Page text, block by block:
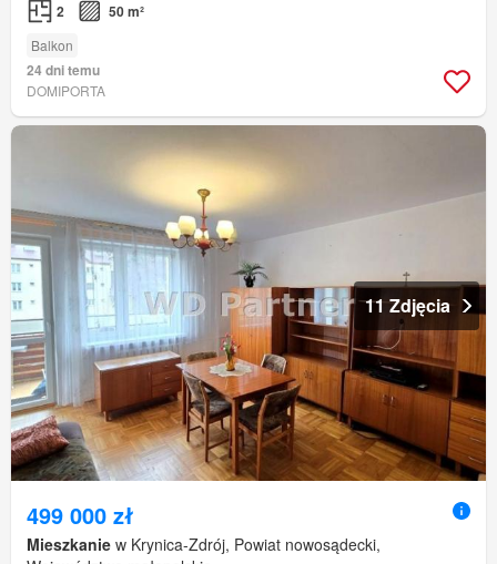
2 50 m²
Balkon
24 dni temu
DOMIPORTA
11 Zdjęcia
499 000 zł
Mieszkanie w Krynica-Zdrój, Powiat nowosądecki,